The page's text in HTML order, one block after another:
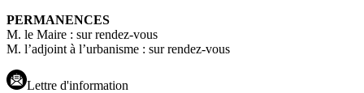
PERMANENCES
M. le Maire : sur rendez-vous
M. l’adjoint à l’urbanisme : sur rendez-vous
Lettre d'information